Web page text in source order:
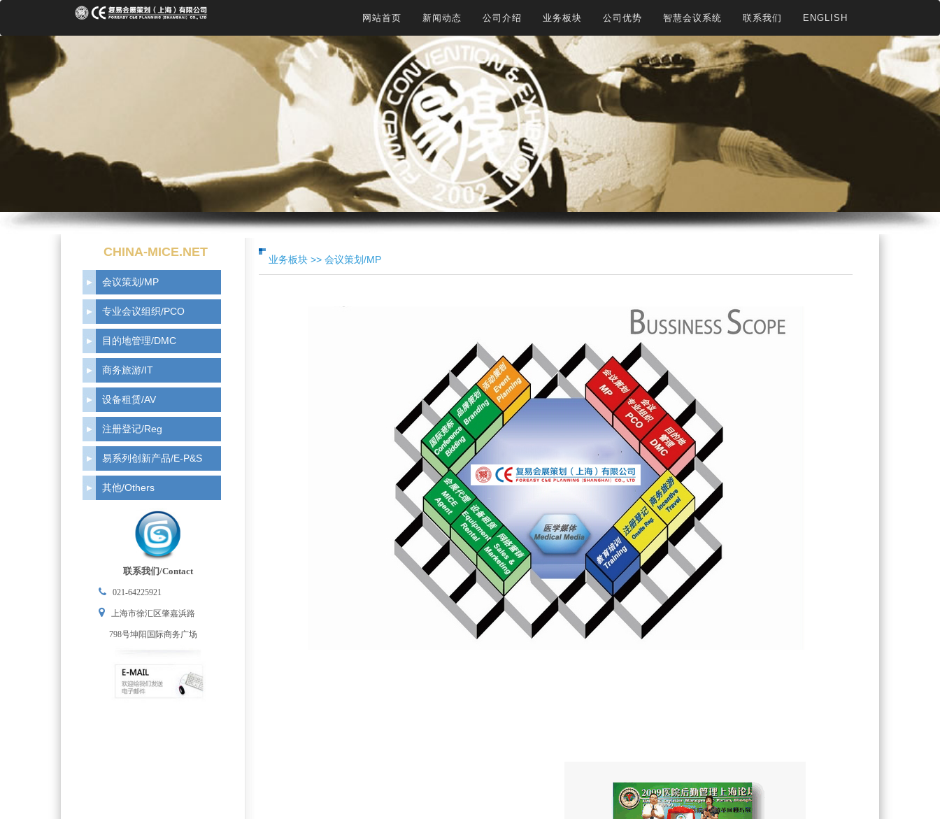
网站首页 新闻动态 公司介绍 业务板块 公司优势 智慧会议系统 联系我们 ENGLISH
CHINA-MICE.NET
会议策划/MP
专业会议组织/PCO
目的地管理/DMC
商务旅游/IT
设备租赁/AV
注册登记/Reg
易系列创新产品/E-P&S
其他/Others
联系我们/Contact
021-64225921
上海市徐汇区肇嘉浜路
798号坤阳国际商务广场
业务板块 >> 会议策划/MP